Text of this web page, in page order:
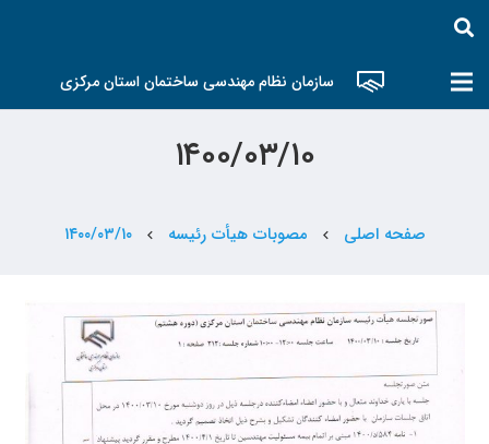
سازمان نظام مهندسی ساختمان استان مرکزی
۱۴۰۰/۰۳/۱۰
صفحه اصلی chevron_left مصوبات هیأت رئیسه chevron_left ۱۴۰۰/۰۳/۱۰